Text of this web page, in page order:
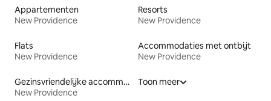
Appartementen
New Providence
Resorts
New Providence
Flats
New Providence
Accommodaties met ontbijt
New Providence
Gezinsvriendelijke accommodaties
New Providence
Toon meer